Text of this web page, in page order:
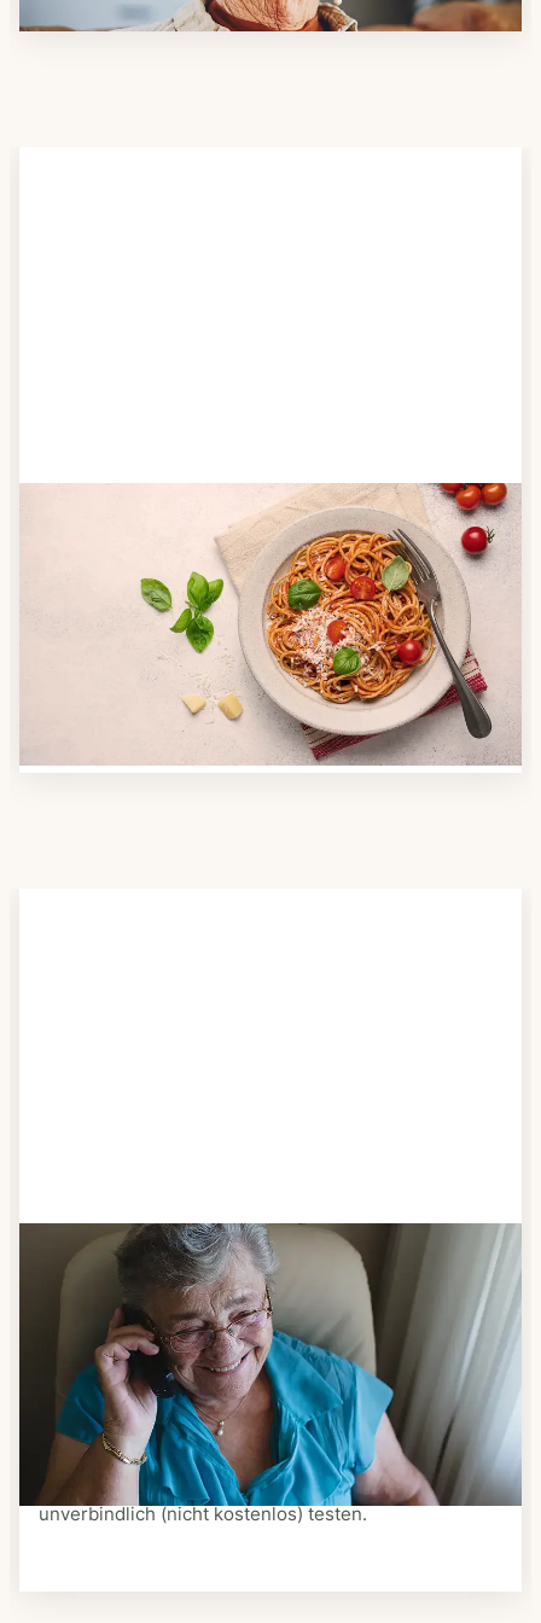
Anbieter finden
Nutzen Sie unsere große Mahlzeiten-Dienst-Suche,
um herauszufinden, welche Anbieter es in Ihrer
Region gibt und welcher am besten zu Ihnen passt.
Verschaffen Sie sich auch einen Überblick über die
Essen auf Rädern-Kosten.
Schritt 3
Bestellen & liefern lassen
Suchen Sie sich aus dem Speiseplan Ihres Anbieters
aus, was Ihnen schmeckt. Bestellen Sie telefonisch,
schriftlich oder im Online-Shop Ihres Anbieters.
Ein Kurier liefert Ihnen das bestellte Essen zum
vereinbarten Zeitpunkt nach Hause. Bei vielen
Anbietern können Sie Essen auf Rädern auch
unverbindlich (nicht kostenlos) testen.